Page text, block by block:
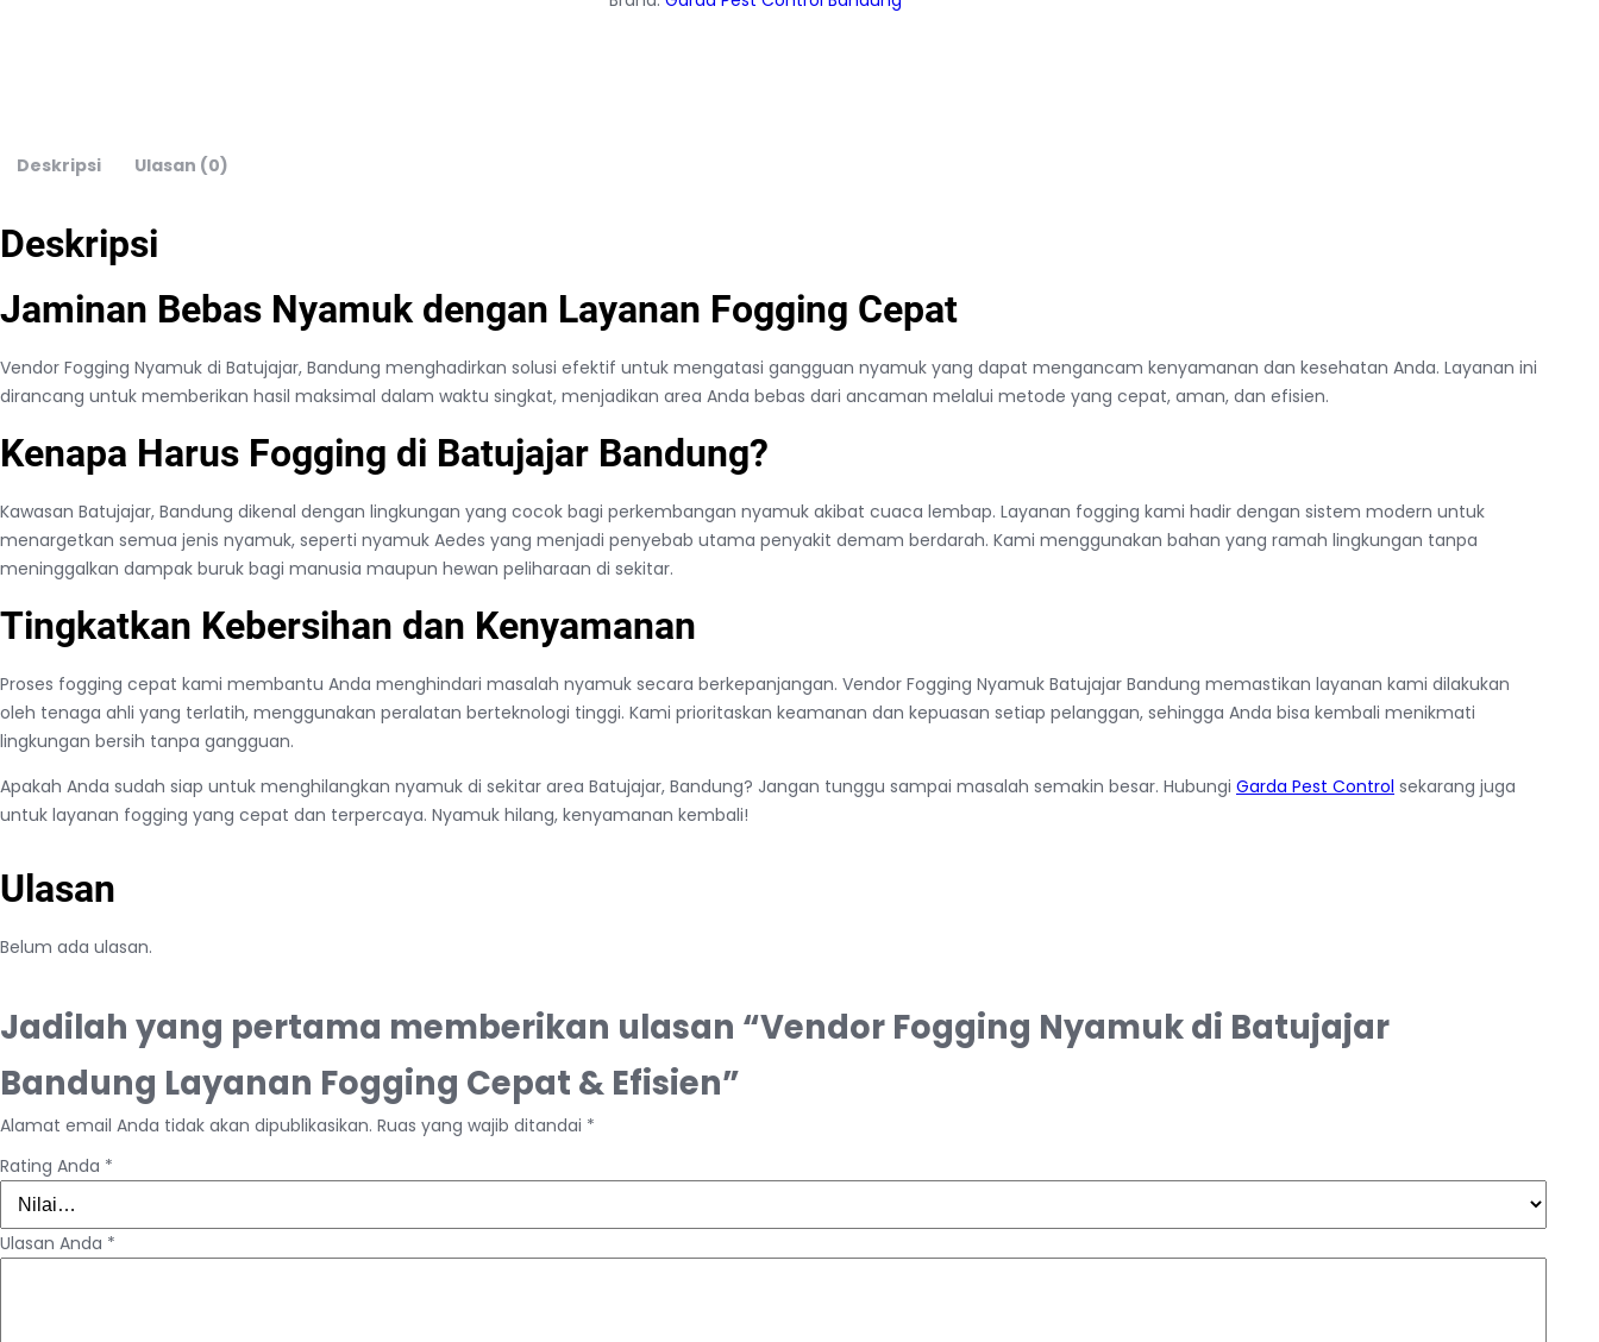
Deskripsi Ulasan (0)
Deskripsi
Jaminan Bebas Nyamuk dengan Layanan Fogging Cepat
Vendor Fogging Nyamuk di Batujajar, Bandung menghadirkan solusi efektif untuk mengatasi gangguan nyamuk yang dapat mengancam kenyamanan dan kesehatan Anda. Layanan ini
dirancang untuk memberikan hasil maksimal dalam waktu singkat, menjadikan area Anda bebas dari ancaman melalui metode yang cepat, aman, dan efisien.
Kenapa Harus Fogging di Batujajar Bandung?
Kawasan Batujajar, Bandung dikenal dengan lingkungan yang cocok bagi perkembangan nyamuk akibat cuaca lembap. Layanan fogging kami hadir dengan sistem modern untuk
menargetkan semua jenis nyamuk, seperti nyamuk Aedes yang menjadi penyebab utama penyakit demam berdarah. Kami menggunakan bahan yang ramah lingkungan tanpa
meninggalkan dampak buruk bagi manusia maupun hewan peliharaan di sekitar.
Tingkatkan Kebersihan dan Kenyamanan
Proses fogging cepat kami membantu Anda menghindari masalah nyamuk secara berkepanjangan. Vendor Fogging Nyamuk Batujajar Bandung memastikan layanan kami dilakukan
oleh tenaga ahli yang terlatih, menggunakan peralatan berteknologi tinggi. Kami prioritaskan keamanan dan kepuasan setiap pelanggan, sehingga Anda bisa kembali menikmati
lingkungan bersih tanpa gangguan.
Apakah Anda sudah siap untuk menghilangkan nyamuk di sekitar area Batujajar, Bandung? Jangan tunggu sampai masalah semakin besar. Hubungi Garda Pest Control sekarang juga
untuk layanan fogging yang cepat dan terpercaya. Nyamuk hilang, kenyamanan kembali!
Ulasan
Belum ada ulasan.
Jadilah yang pertama memberikan ulasan “Vendor Fogging Nyamuk di Batujajar
Bandung Layanan Fogging Cepat & Efisien”
Alamat email Anda tidak akan dipublikasikan. Ruas yang wajib ditandai *
Rating Anda *
Ulasan Anda *